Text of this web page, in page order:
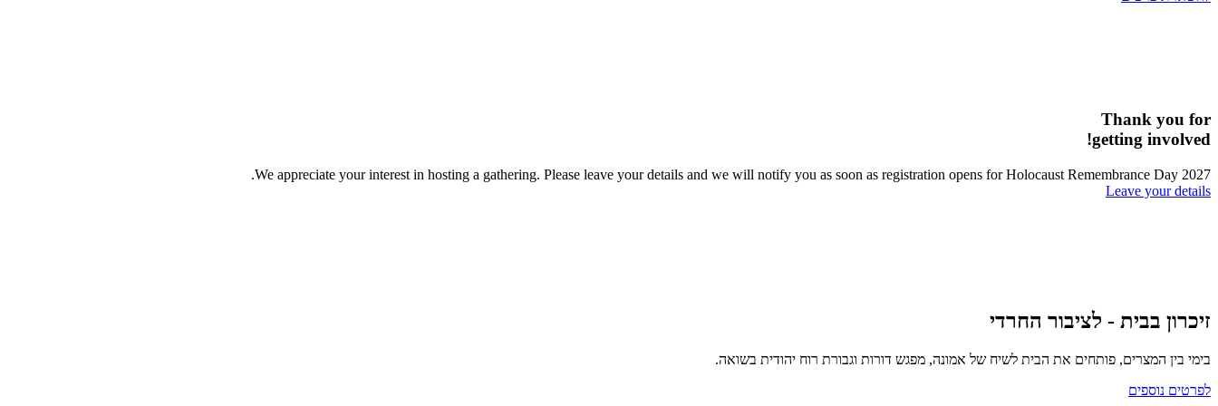
Thank you for
getting involved!
We appreciate your interest in hosting a gathering. Please leave your details and we will notify you as soon as registration opens for Holocaust Remembrance Day 2027.
Leave your details
זיכרון בבית - לציבור החרדי
בימי בין המצרים, פותחים את הבית לשיח של אמונה, מפגש דורות וגבורת רוח יהודית בשואה.
לפרטים נוספים